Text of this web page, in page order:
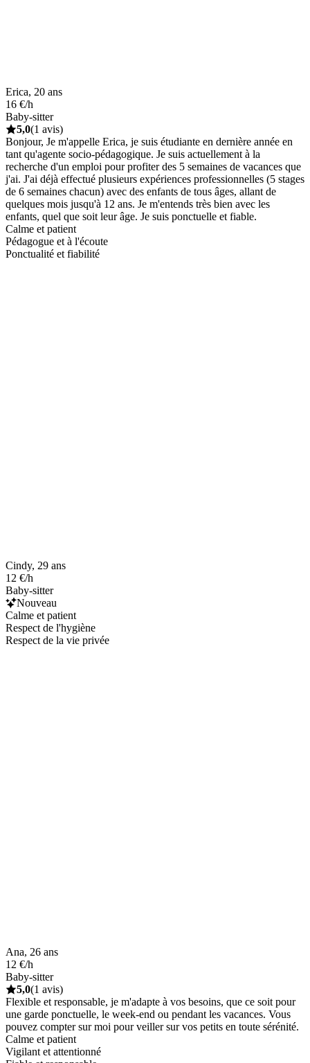
Erica, 20 ans
16 €/h
Baby-sitter
5,0(1 avis)
Bonjour, Je m'appelle Erica, je suis étudiante en dernière année en
tant qu'agente socio-pédagogique. Je suis actuellement à la
recherche d'un emploi pour profiter des 5 semaines de vacances que
j'ai. J'ai déjà effectué plusieurs expériences professionnelles (5 stages
de 6 semaines chacun) avec des enfants de tous âges, allant de
quelques mois jusqu'à 12 ans. Je m'entends très bien avec les
enfants, quel que soit leur âge. Je suis ponctuelle et fiable.
Calme et patient
Pédagogue et à l'écoute
Ponctualité et fiabilité
Cindy, 29 ans
12 €/h
Baby-sitter
Nouveau
Calme et patient
Respect de l'hygiène
Respect de la vie privée
Ana, 26 ans
12 €/h
Baby-sitter
5,0(1 avis)
Flexible et responsable, je m'adapte à vos besoins, que ce soit pour
une garde ponctuelle, le week-end ou pendant les vacances. Vous
pouvez compter sur moi pour veiller sur vos petits en toute sérénité.
Calme et patient
Vigilant et attentionné